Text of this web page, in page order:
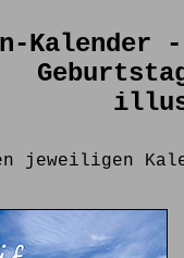
jeweiligen